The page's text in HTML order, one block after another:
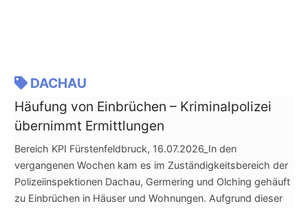
DACHAU
Häufung von Einbrüchen – Kriminalpolizei
übernimmt Ermittlungen
Bereich KPI Fürstenfeldbruck, 16.07.2026_In den
vergangenen Wochen kam es im Zuständigkeitsbereich der
Polizeiinspektionen Dachau, Germering und Olching gehäuft
zu Einbrüchen in Häuser und Wohnungen. Aufgrund dieser